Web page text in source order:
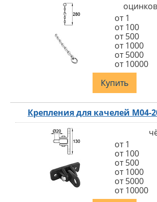
от 1
от 100
от 500
от 1000
от 5000
от 10000
Купить
Крепления для качелей M04-
от 1
от 100
от 500
от 1000
от 5000
от 10000